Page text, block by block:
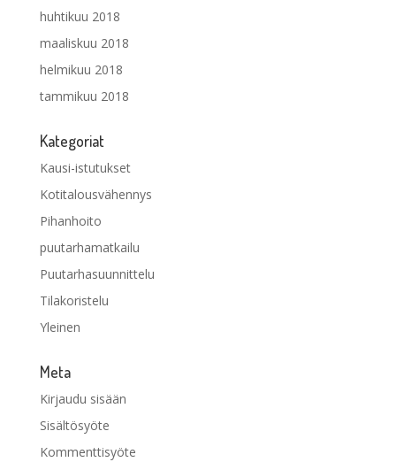
huhtikuu 2018
maaliskuu 2018
helmikuu 2018
tammikuu 2018
Kategoriat
Kausi-istutukset
Kotitalousvähennys
Pihanhoito
puutarhamatkailu
Puutarhasuunnittelu
Tilakoristelu
Yleinen
Meta
Kirjaudu sisään
Sisältösyöte
Kommenttisyöte